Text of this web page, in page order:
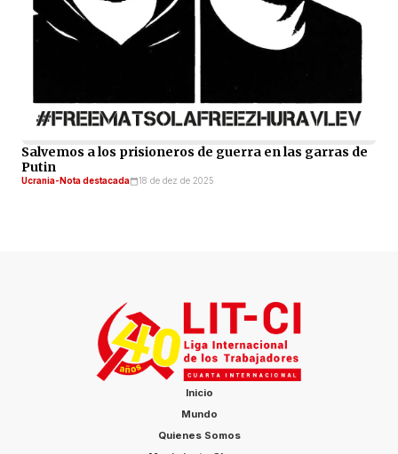
Salvemos a los prisioneros de guerra en las garras de
Putin
Ucrania-Nota destacada 18 de dez de 2025
Inicio
Mundo
Quienes Somos